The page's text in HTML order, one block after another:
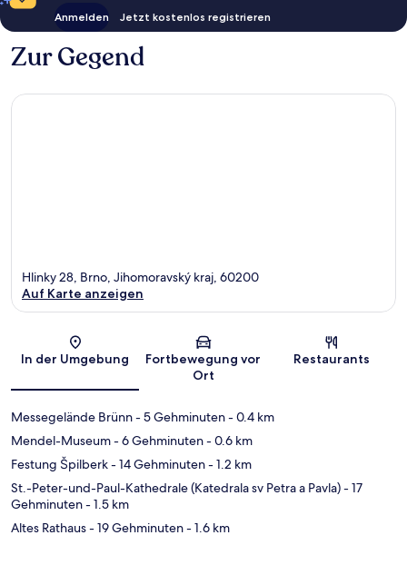
Anmelden Jetzt kostenlos registrieren
Zur Gegend
Karte
Hlinky 28, Brno, Jihomoravský kraj, 60200
Auf Karte anzeigen
In der Umgebung
Fortbewegung vor
Ort
Restaurants
Messegelände Brünn- 5 Gehminuten- 0.4 km
Mendel-Museum- 6 Gehminuten- 0.6 km
Festung Špilberk- 14 Gehminuten- 1.2 km
St.-Peter-und-Paul-Kathedrale (Katedrala sv Petra a Pavla)- 17
Gehminuten- 1.5 km
Altes Rathaus- 19 Gehminuten- 1.6 km